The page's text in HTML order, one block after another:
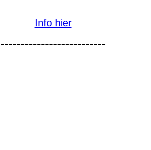
Info hier
--------------------------